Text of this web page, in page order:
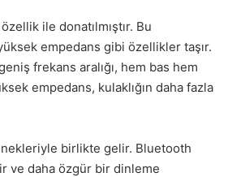
ile donatılmıştır. Bu
empedans gibi özellikler taşır.
frekans aralığı, hem bas hem
empedans, kulaklığın daha fazla
birlikte gelir. Bluetooth
ve daha özgür bir dinleme